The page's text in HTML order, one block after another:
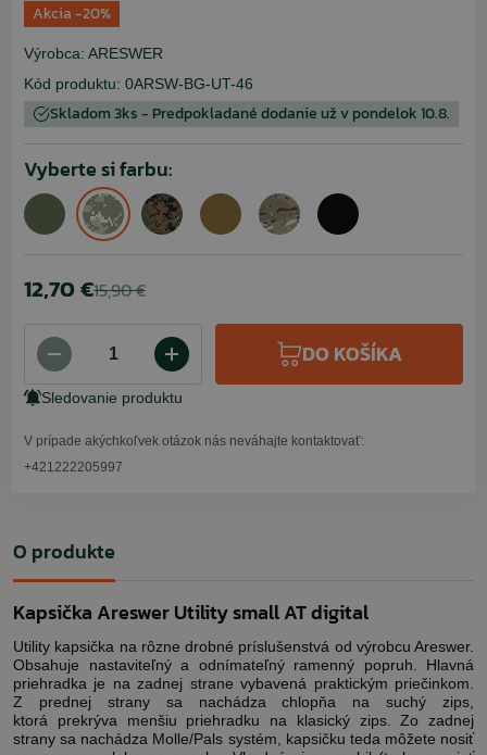
Akcia -20%
Výrobca: ARESWER
Kód produktu: 0ARSW-BG-UT-46
Skladom 3ks - Predpokladané dodanie už v pondelok 10.8.
Vyberte si farbu:
12,70 €15,90 €
DO KOŠÍKA
Sledovanie produktu
V prípade akýchkoľvek otázok nás neváhajte kontaktovať:
+421222205997
O produkte
Kapsička Areswer Utility small AT digital
Utility kapsička na rôzne drobné príslušenstvá od výrobcu Areswer.
Obsahuje nastaviteľný a odnímateľný ramenný popruh. Hlavná
priehradka je na zadnej strane vybavená praktickým priečinkom.
Z prednej strany sa nachádza chlopňa na suchý zips,
ktorá prekrýva menšiu priehradku na klasický zips. Zo zadnej
strany sa nachádza Molle/Pals systém, kapsičku teda môžete nosiť